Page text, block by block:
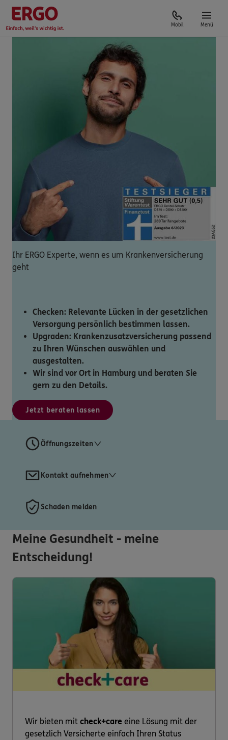
Mobil Menü
Ihr ERGO Experte, wenn es um Krankenversicherung
geht
Checken: Relevante Lücken in der gesetzlichen
Versorgung persönlich bestimmen lassen.
Upgraden: Krankenzusatzversicherung passend
zu Ihren Wünschen auswählen und
ausgestalten.
Wir sind vor Ort in Hamburg und beraten Sie
gern zu den Details.
Jetzt beraten lassen
Öffnungszeiten
Kontakt aufnehmen
Schaden melden
Meine Gesundheit - meine
Entscheidung!
Wir bieten mit check+care eine Lösung mit der
gesetzlich Versicherte einfach Ihren Status